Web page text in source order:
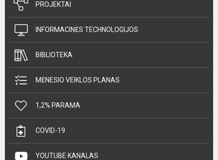
PROJEKTAI
INFORMACINĖS TECHNOLOGIJOS
BIBLIOTEKA
MĖNESIO VEIKLOS PLANAS
1,2% PARAMA
COVID-19
YOUTUBE KANALAS